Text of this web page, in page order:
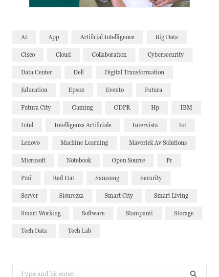
AI App Artificial Intelligence Big Data
Cisco Cloud Collaboration Cybersecurity
Data Center Dell Digital Transformation
Education Epson Evento Futura
Futura City Gaming GDPR Hp IBM
Intel Intelligenza Artificiale Intervista Iot
Lenovo Machine Learning Maverick Av Solutions
Microsoft Notebook Open Source Pc
Pmi Red Hat Samsung Security
Server Sicurezza Smart City Smart Living
Smart Working Software Stampanti Storage
Tech Data Tech Lab